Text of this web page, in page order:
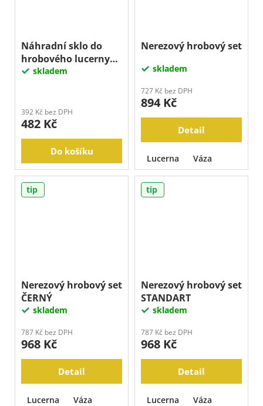
Náhradní sklo do
hrobového lucerny
PL, 70x160 mm
skladem
392 Kč bez DPH
482 Kč
Do košíku
Nerezový hrobový set
skladem
727 Kč bez DPH
894 Kč
Detail
Lucerna Váza
tip
Nerezový hrobový set
ČERNÝ
skladem
787 Kč bez DPH
968 Kč
Detail
Lucerna Váza
tip
Nerezový hrobový set
STANDART
skladem
787 Kč bez DPH
968 Kč
Detail
Lucerna Váza